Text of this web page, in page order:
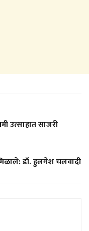
उत्साहात साजरी
डॉ. हुलगेश चलवादी